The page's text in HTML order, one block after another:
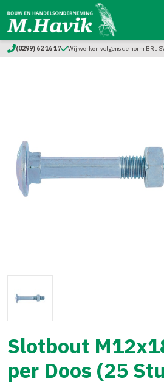
(0299) 62 16 17 Wij werken volgens de norm BRL
Slotbout
per Doos (25